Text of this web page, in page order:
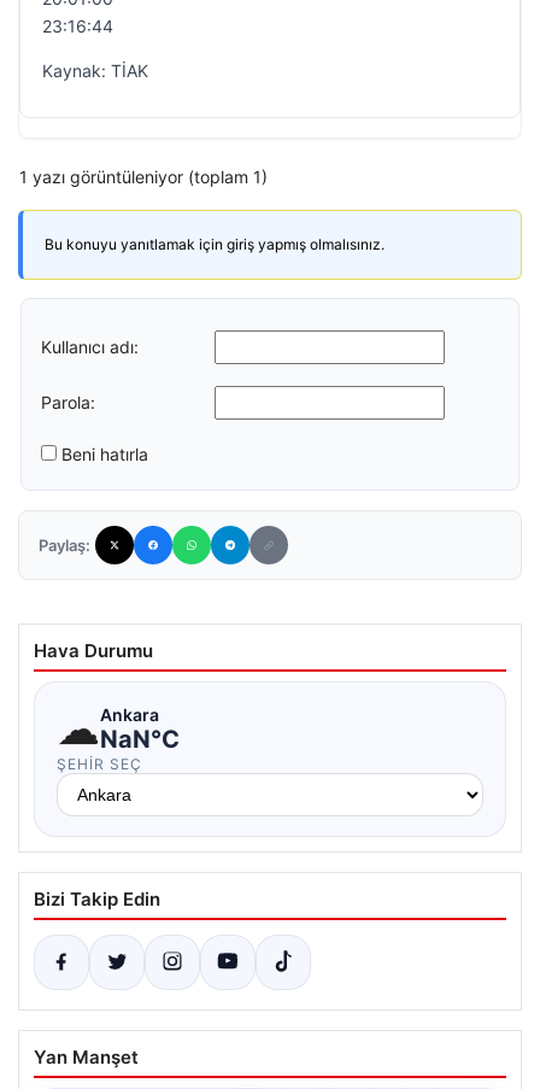
23:16:44
Kaynak: TİAK
1 yazı görüntüleniyor (toplam 1)
Bu konuyu yanıtlamak için giriş yapmış olmalısınız.
Kullanıcı adı:
Parola:
Beni hatırla
Paylaş:
Hava Durumu
☁Ankara
NaN°C
ŞEHIR SEÇ
Bizi Takip Edin
Yan Manşet